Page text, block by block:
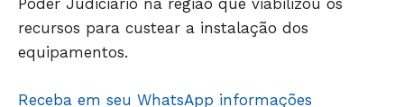
recursos para custear a instalação dos
equipamentos.
Receba em seu WhatsApp informações